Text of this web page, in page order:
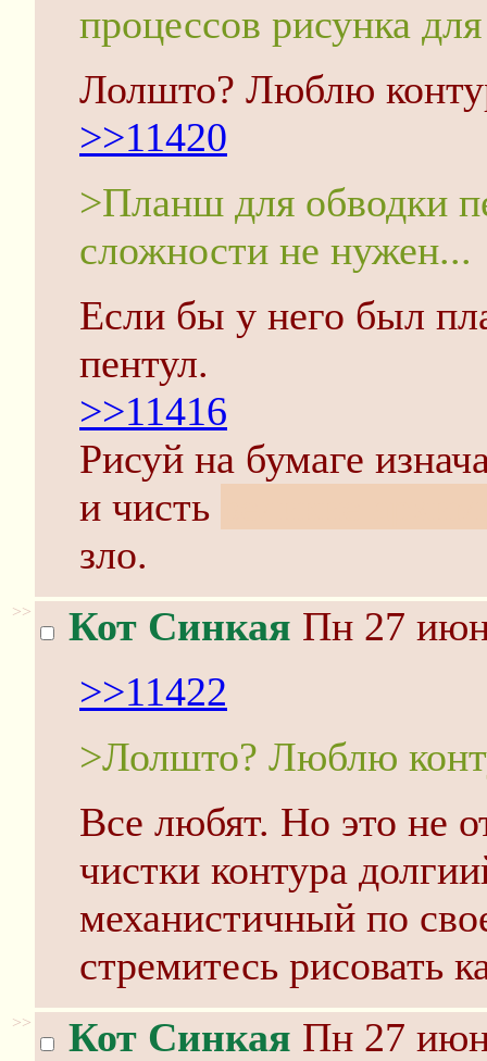
процессов рисунка
Лолшто? Люблю
>>11420
>Планш для обводки
сложности не нужен...
Если бы у него был
пентул.
>>11416
Рисуй на бумаге
и чисть
зло.
>> Кот Синкая Пн 27
>>11422
>Лолшто? Люблю
Все любят. Но это не
чистки контура
механистичный по
стремитесь рисовать
>> Кот Синкая Пн 27